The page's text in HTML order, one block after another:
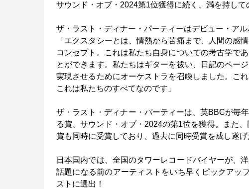
サウンド・オブ・2024第1位獲得に続く、満を持して
ザ・ラスト・ディナー・パーティーはデビュー・ア
「エクスタシーとは、情熱から苦痛まで、人間の感
コンセプト。これは私たち自身についての考古学で
とができます。私たちはギターを祓い、日記のペー
実現させるためにオーケストラを召喚しました。こ
これは私たちのすべてなのです」
ザ・ラスト・ディナー・パーティーは、英BBCが毎
る賞、サウンド・オブ・2024の第1位を獲得。また
賞も同時に受賞しており、過去に同時受賞を成し遂
日本国内では、全国のタワーレコードバイヤーが、
話題になる前のアーティストをいち早くピックアッ
ストに選出！